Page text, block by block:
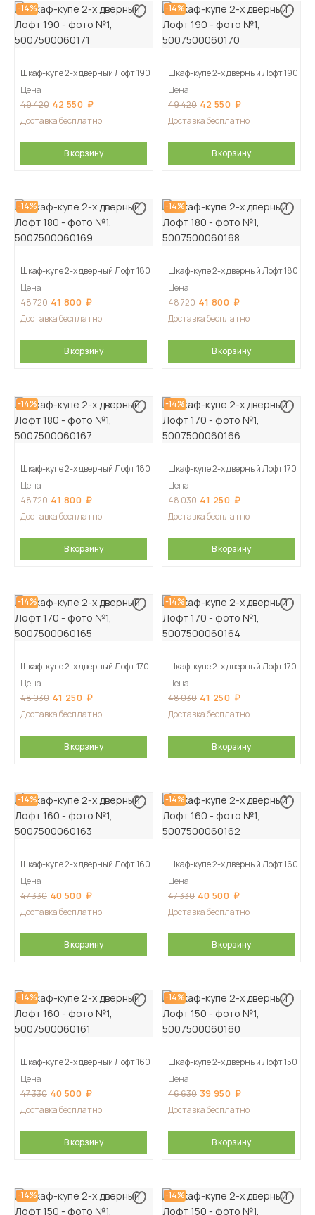
-14%
Шкаф-купе 2-х дверный Лофт 190
Цена
49 420 42 550
Доставка бесплатно
В корзину
-14%
Шкаф-купе 2-х дверный Лофт 190
Цена
49 420 42 550
Доставка бесплатно
В корзину
-14%
Шкаф-купе 2-х дверный Лофт 180
Цена
48 720 41 800
Доставка бесплатно
В корзину
-14%
Шкаф-купе 2-х дверный Лофт 180
Цена
48 720 41 800
Доставка бесплатно
В корзину
-14%
Шкаф-купе 2-х дверный Лофт 180
Цена
48 720 41 800
Доставка бесплатно
В корзину
-14%
Шкаф-купе 2-х дверный Лофт 170
Цена
48 030 41 250
Доставка бесплатно
В корзину
-14%
Шкаф-купе 2-х дверный Лофт 170
Цена
48 030 41 250
Доставка бесплатно
В корзину
-14%
Шкаф-купе 2-х дверный Лофт 170
Цена
48 030 41 250
Доставка бесплатно
В корзину
-14%
Шкаф-купе 2-х дверный Лофт 160
Цена
47 330 40 500
Доставка бесплатно
В корзину
-14%
Шкаф-купе 2-х дверный Лофт 160
Цена
47 330 40 500
Доставка бесплатно
В корзину
-14%
Шкаф-купе 2-х дверный Лофт 160
Цена
47 330 40 500
Доставка бесплатно
В корзину
-14%
Шкаф-купе 2-х дверный Лофт 150
Цена
46 630 39 950
Доставка бесплатно
В корзину
-14% -14%